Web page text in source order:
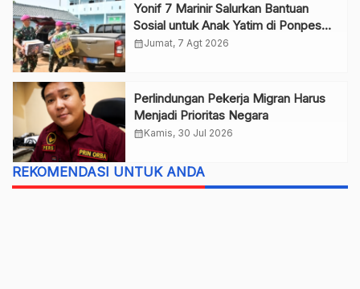
Yonif 7 Marinir Salurkan Bantuan
Sosial untuk Anak Yatim di Ponpes
Nurul Huda
calendar_monthJumat, 7 Agt 2026
Perlindungan Pekerja Migran Harus
Menjadi Prioritas Negara
calendar_monthKamis, 30 Jul 2026
REKOMENDASI UNTUK ANDA